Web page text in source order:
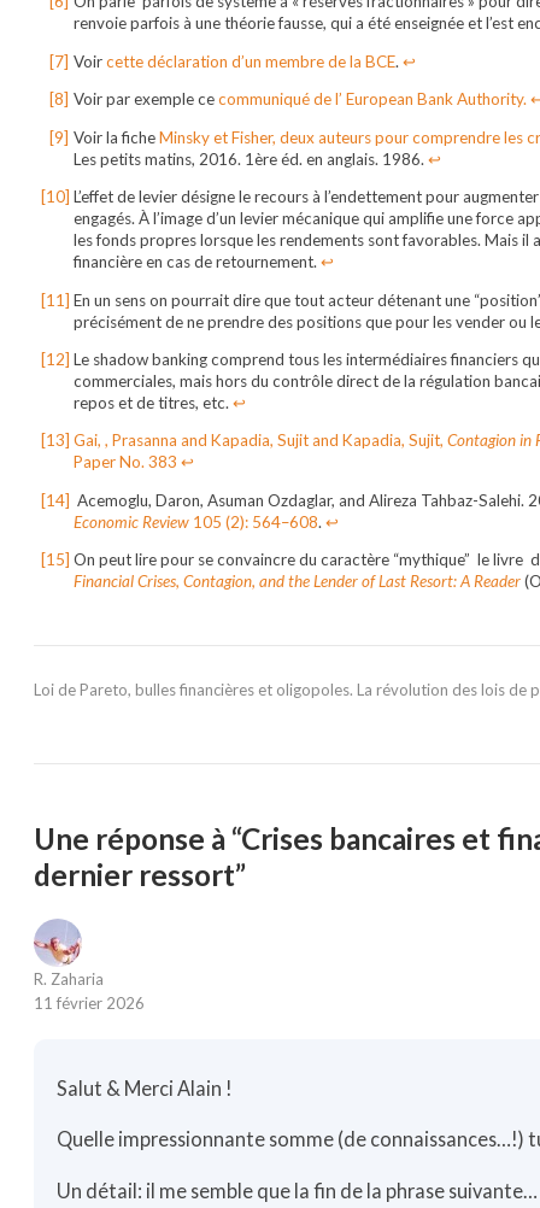
renvoie parfois à une théorie fausse, qui a été enseignée et l’est
Voircette déclaration d’un membre de la BCE. ↩︎
Voir par exemple cecommuniqué de l’ European Bank Authority.
Voir la ficheMinsky et Fisher, deux auteurs pour comprendre les
Les petits matins, 2016. 1ère éd. en anglais. 1986. ↩︎
L’effet de levier désigne le recours à l’endettement pour
engagés. À l’image d’un levier mécanique qui amplifie une force
les fonds propres lorsque les rendements sont favorables. Mais
financière en cas de retournement. ↩︎
En un sens on pourrait dire que tout acteur détenant une
précisément de ne prendre des positions que pour les vender ou
Le shadow banking comprend tous les intermédiaires financiers
commerciales, mais hors du contrôle direct de la régulation
repos et de titres, etc. ↩︎
Gai, , Prasanna and Kapadia, Sujit and Kapadia, Sujit, Contagion in
Paper No. 383 ↩︎
Acemoglu, Daron, Asuman Ozdaglar, and Alireza Tahbaz-Salehi.
Economic Review105 (2): 564–608. ↩︎
On peut lire pour se convaincre du caractère “mythique” le livre
Financial Crises, Contagion, and the Lender of Last Resort: A Reader
Loi de Pareto, bulles financières et oligopoles. La révolution des lois de
Une réponse à “Crises bancaires et
dernier ressort”
R. Zaharia
11 février 2026
Salut & Merci Alain !
Quelle impressionnante somme (de connaissances…!)
Un détail: il me semble que la fin de la phrase suivante…